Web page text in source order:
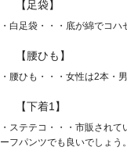
【足袋】
・白足袋・・・底が綿でコ
【腰ひも】
・腰ひも・・・女性は2本・
【下着1】
・ステテコ・・・市販され
ーフパンツでも良いでしょう。